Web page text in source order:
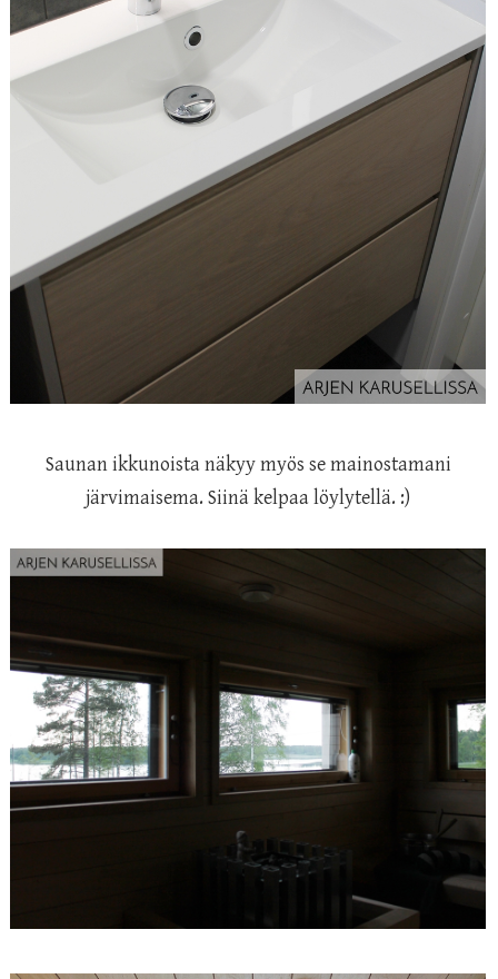
Saunan ikkunoista näkyy myös se mainostamani
järvimaisema. Siinä kelpaa löylytellä. :)